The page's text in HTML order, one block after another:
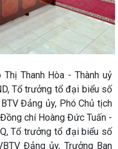
Thanh Hòa - Thành uỷ
Tổ trưởng tổ đại biểu số
Đảng ủy, Phó Chủ tịch
chí Hoàng Đức Tuấn -
Tổ trưởng tổ đại biểu số
Đảng ủy, Trưởng Ban